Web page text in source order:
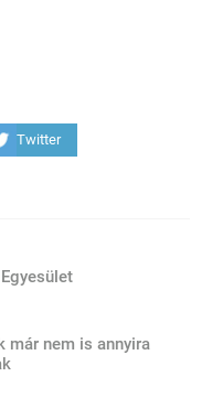
Twitter
már nem is annyira